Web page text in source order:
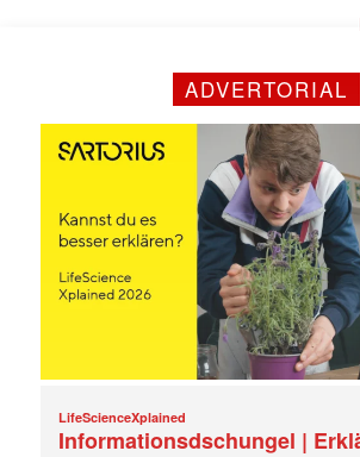
ADVERTORIAL
LifeScienceXplained
Informationsdschungel |